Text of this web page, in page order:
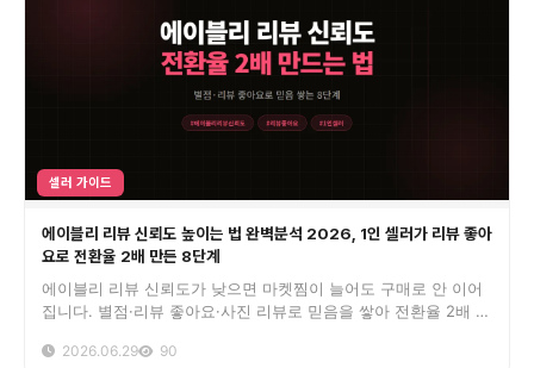
셀러 가이드
에이블리 리뷰 신뢰도 높이는 법 완벽분석 2026, 1인 셀러가 리뷰 좋아
요로 전환율 2배 만든 8단계
에이블리 리뷰 신뢰도가 낮으면 마켓찜이 늘어도 구매로 안 이어
집니다. 별점·리뷰 좋아요·사진 리뷰로 믿음을 쌓아 전환율 2배 만
다. 2026.06.29 90